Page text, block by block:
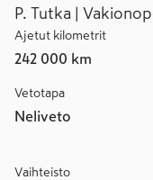
P. Tutka |
Ajetut kilometrit
242 000 km
Vetotapa
Neliveto
Vaihteisto